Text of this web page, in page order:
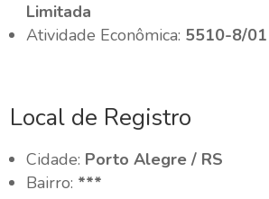
Limitada
Atividade Econômica: 5510-8/
Local de Registro
Cidade: Porto Alegre / RS
Bairro: ***